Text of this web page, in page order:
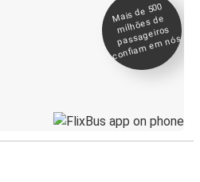
Mais de 500
milhões de
passageiros
confia
m e
m nós